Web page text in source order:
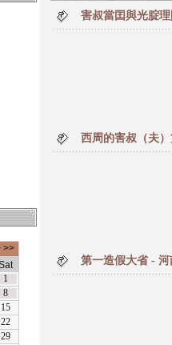
害叔當囯與光腚
西周的害叔（夫
第一造假大省 - 河